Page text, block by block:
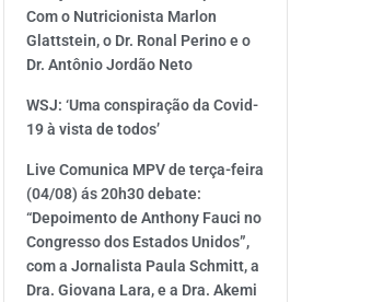
Com o Nutricionista Marlon
Glattstein, o Dr. Ronal Perino e o
Dr. Antônio Jordão Neto
WSJ: ‘Uma conspiração da Covid-
19 à vista de todos’
Live Comunica MPV de terça-feira
(04/08) ás 20h30 debate:
“Depoimento de Anthony Fauci no
Congresso dos Estados Unidos”,
com a Jornalista Paula Schmitt, a
Dra. Giovana Lara, e a Dra. Akemi